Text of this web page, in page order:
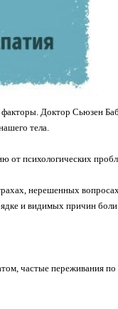
Доктор Сьюзен
тела.
от психологических
нерешенных
и видимых причин боли
частые переживания по